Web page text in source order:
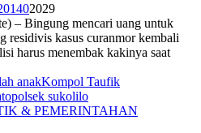
02029
– Bingung mencari uang untuk
residivis kasus curanmor kembali
harus menembak kakinya saat
anakKompol Taufik
polsek sukolilo
& PEMERINTAHAN